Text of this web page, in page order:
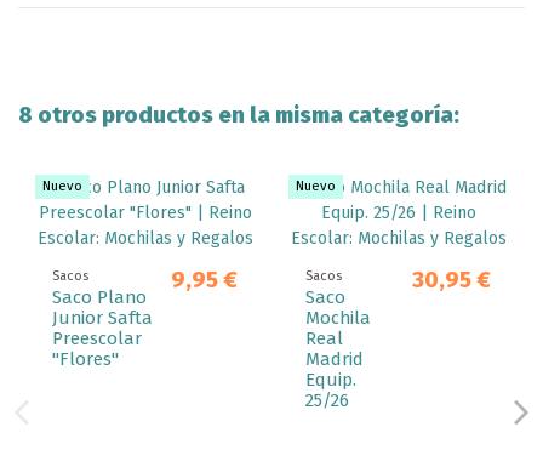
8 otros productos en la misma categoría:
Nuevo
Sacos
Saco Plano
Junior Safta
Preescolar
"Flores"
9,95 €
Nuevo
Sacos
Saco
Mochila
Real
Madrid
Equip.
25/26
30,95 €